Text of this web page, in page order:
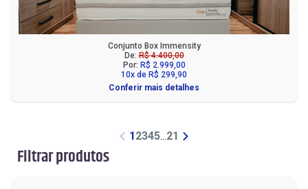
Filtrar produtos
Conjunto Box Immensity
De:R$ 4.400,00
Por: R$ 2.999,00
10x de R$ 299,90
Conferir mais detalhes
1 2345...21